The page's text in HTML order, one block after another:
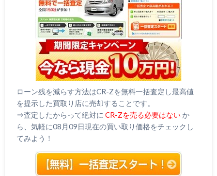
ローン残を減らす方法はCR-Zを無料一括査定し最高値
を提示した買取り店に売却することです。
⇒査定したからって絶対に CR-Zを売る必要はない か
ら、気軽に08月09日現在の買い取り価格をチェックし
てみよう！